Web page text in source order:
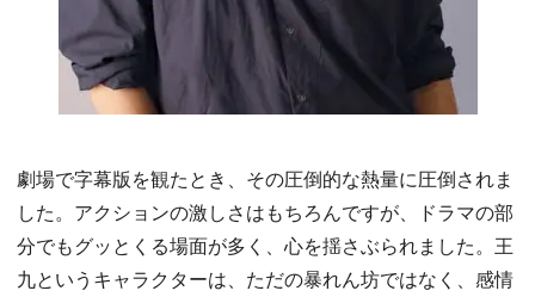
劇場で字幕版を観たとき、その圧倒的な熱量に圧倒されま
した。アクションの激しさはもちろんですが、ドラマの部
分でもグッとくる場面が多く、心を揺さぶられました。王
九というキャラクターは、ただの暴れん坊ではなく、感情